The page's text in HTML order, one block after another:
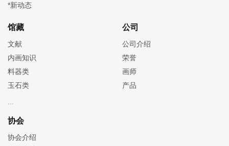
*新动态
馆藏
文献
内画知识
料器类
玉石类
公司
公司介绍
荣誉
画师
产品
协会
协会介绍